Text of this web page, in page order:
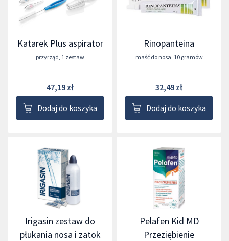
Katarek Plus aspirator
przyrząd 1 zestaw
47,19 zł
Dodaj do koszyka
Rinopanteina
maść do nosa 10 gramów
32,49 zł
Dodaj do koszyka
Irigasin zestaw do
płukania nosa i zatok
Pelafen Kid MD
Przeziębienie